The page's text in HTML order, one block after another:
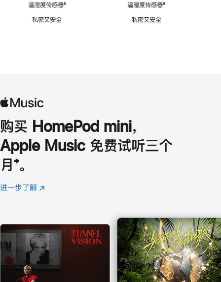
温湿度传感器脚
⁶
私密又安全
温湿度传感器脚
⁶
私密又安全
购买 HomePod mini，
Apple Music 免费试听三个
月 脚
注
⁺。
进一步了解 Apple
(在
口
中
打
开)